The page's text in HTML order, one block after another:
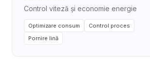
Control viteză și economie energie
Optimizare consum
Control proces
Pornire lină